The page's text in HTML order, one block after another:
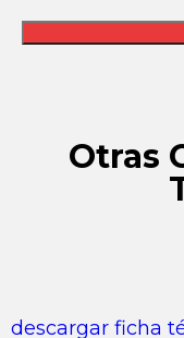
Otras
descargar ficha